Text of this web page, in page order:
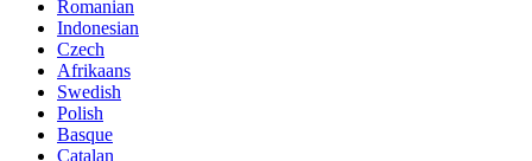
Romanian
Indonesian
Czech
Afrikaans
Swedish
Polish
Basque
Catalan